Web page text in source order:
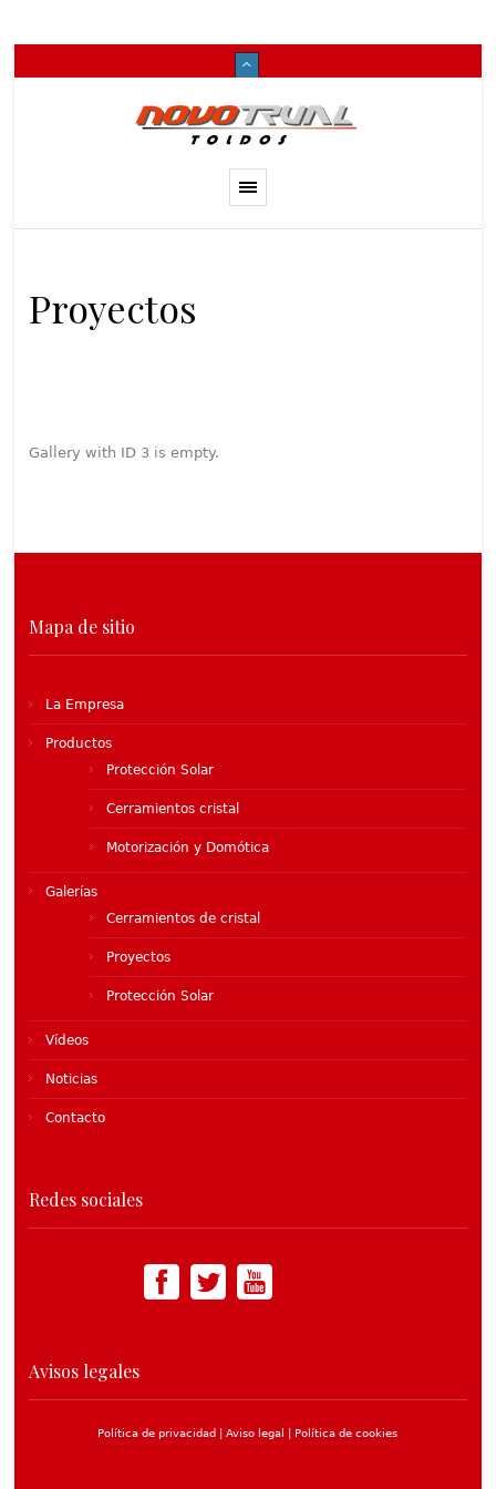
Proyectos
Gallery with ID 3 is empty.
Mapa de sitio
La Empresa
Productos
Protección Solar
Cerramientos cristal
Motorización y Domótica
Galerías
Cerramientos de cristal
Proyectos
Protección Solar
Vídeos
Noticias
Contacto
Redes sociales
Avisos legales
Política de privacidad |Aviso legal | Política de cookies